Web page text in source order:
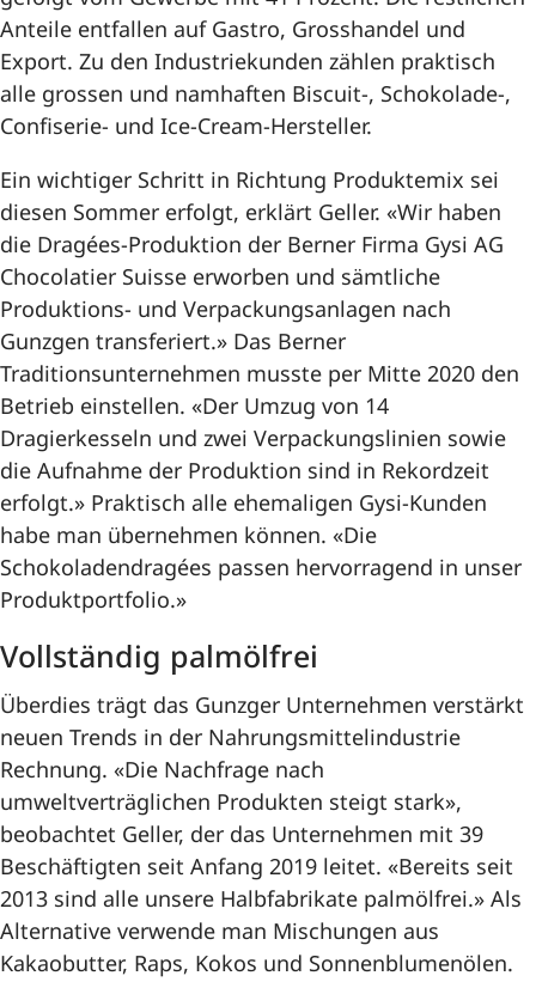
Anteile entfallen auf Gastro, Grosshandel und
Export. Zu den Industriekunden zählen praktisch
alle grossen und namhaften Biscuit-, Schokolade-,
Confiserie- und Ice-Cream-Hersteller.
Ein wichtiger Schritt in Richtung Produktemix sei
diesen Sommer erfolgt, erklärt Geller. «Wir haben
die Dragées-Produktion der Berner Firma Gysi AG
Chocolatier Suisse erworben und sämtliche
Produktions- und Verpackungsanlagen nach
Gunzgen transferiert.» Das Berner
Traditionsunternehmen musste per Mitte 2020 den
Betrieb einstellen. «Der Umzug von 14
Dragierkesseln und zwei Verpackungslinien sowie
die Aufnahme der Produktion sind in Rekordzeit
erfolgt.» Praktisch alle ehemaligen Gysi-Kunden
habe man übernehmen können. «Die
Schokoladendragées passen hervorragend in unser
Produktportfolio.»
Vollständig palmölfrei
Überdies trägt das Gunzger Unternehmen verstärkt
neuen Trends in der Nahrungsmittelindustrie
Rechnung. «Die Nachfrage nach
umweltverträglichen Produkten steigt stark»,
beobachtet Geller, der das Unternehmen mit 39
Beschäftigten seit Anfang 2019 leitet. «Bereits seit
2013 sind alle unsere Halbfabrikate palmölfrei.» Als
Alternative verwende man Mischungen aus
Kakaobutter, Raps, Kokos und Sonnenblumenölen.